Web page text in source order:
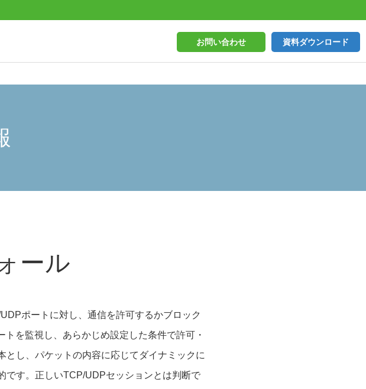
お問い合わせ 資料ダウンロード
ール
ポートに対し、通信を許可するかブロック
を監視し、あらかじめ設定した条件で許可・
し、パケットの内容に応じてダイナミックに
です。正しいTCP/UDPセッションとは判断で